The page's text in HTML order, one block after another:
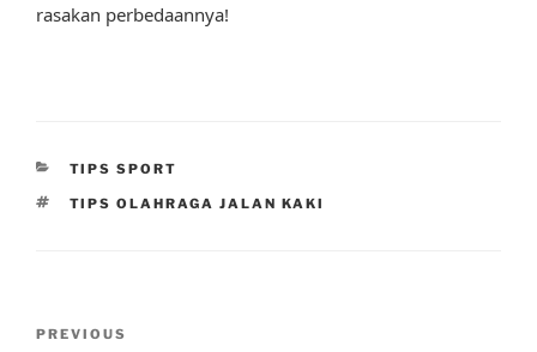
rasakan perbedaannya!
CATEGORIES
TIPS SPORT
TAGS
TIPS OLAHRAGA JALAN KAKI
Previous
PREVIOUS